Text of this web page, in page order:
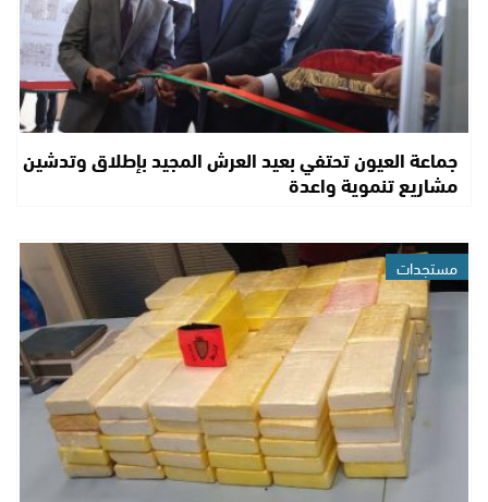
جماعة العيون تحتفي بعيد العرش المجيد بإطلاق وتدشين
مشاريع تنموية واعدة
مستجدات